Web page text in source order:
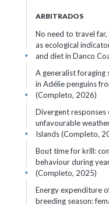
ARBITRADOS
No need to travel
as ecological
and diet in Danco
+
A generalist
in Adélie penguins
(Completo, 2026)
+
Divergent responses
unfavourable
Islands (Completo,
+
Bout time for krill:
behaviour during
(Completo, 2025)
+
Energy expenditure
breeding season: